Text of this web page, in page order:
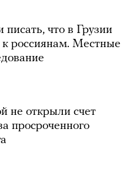
писать, что в Грузии
к россиянам. Местные
не открыли счет
просроченного